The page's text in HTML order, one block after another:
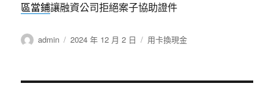
區當鋪讓融資公司拒絕案子協助證件
作
admin
發
2024 年 12 月 2 日
分
用卡換現金